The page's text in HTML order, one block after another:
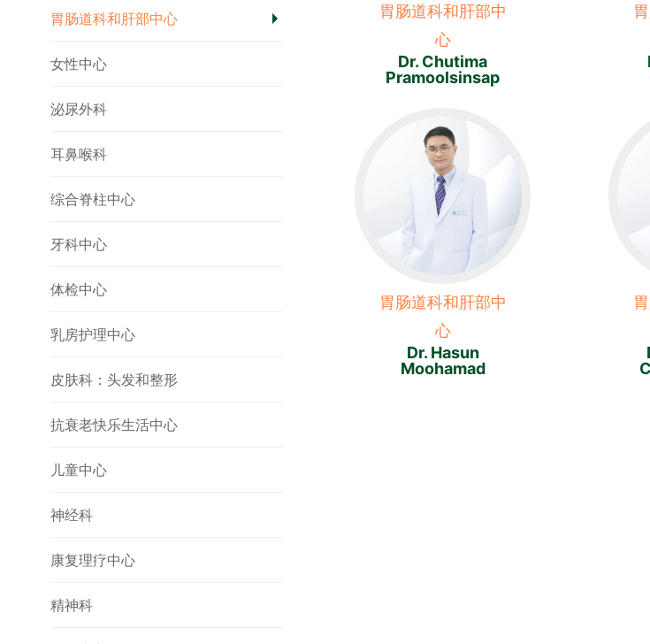
胃肠道科和肝部中心
女性中心
泌尿外科
耳鼻喉科
综合脊柱中心
牙科中心
体检中心
乳房护理中心
皮肤科：头发和整形
抗衰老快乐生活中心
儿童中心
神经科
康复理疗中心
精神科
胃肠道科和肝部中
心
Dr. Chutima
Pramoolsinsap
胃肠道科和肝部中
心
Dr. Hasun
Moohamad